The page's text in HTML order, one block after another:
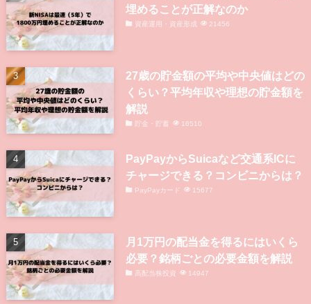
埋めることが正解なのか
資産運用・資産形成 21456
27歳の貯金額の平均や中央値はどの
くらい？平均年収や理想の貯金額を
解説
貯金・貯蓄 16510
PayPayからSuicaなど交通系ICに
チャージできる？コンビニからは？
PayPayカード 15677
月1万円の配当金を得るにはいくら
必要？銘柄ごとの必要金額を解説
高配当株投資 14947